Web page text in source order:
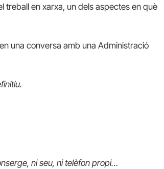
treball en xarxa, un dels aspectes en què
una conversa amb una Administració
ni seu, ni telèfon propi…